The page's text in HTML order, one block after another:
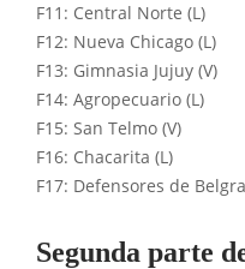
F11: Central Norte (L)
F12: Nueva Chicago (L)
F13: Gimnasia Jujuy (V)
F14: Agropecuario (L)
F15: San Telmo (V)
F16: Chacarita (L)
F17: Defensores de
Segunda parte